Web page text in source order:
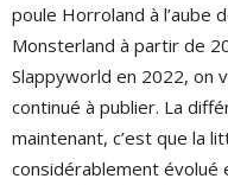
poule Horroland à l’aube
Monsterland à partir de
Slappyworld en 2022, on
continué à publier. La
maintenant, c’est que la
considérablement évolué